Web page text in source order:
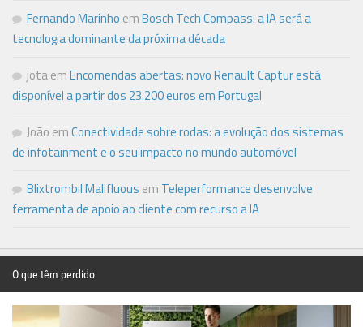
Fernando Marinho emBosch Tech Compass: a IA será a
tecnologia dominante da próxima década
jotaemEncomendas abertas: novo Renault Captur está
disponível a partir dos 23.200 euros em Portugal
João emConectividade sobre rodas: a evolução dos sistemas
de infotainment e o seu impacto no mundo automóvel
Blixtrombil Malifluous em Teleperformance desenvolve
ferramenta de apoio ao cliente com recurso a IA
O que têm perdido